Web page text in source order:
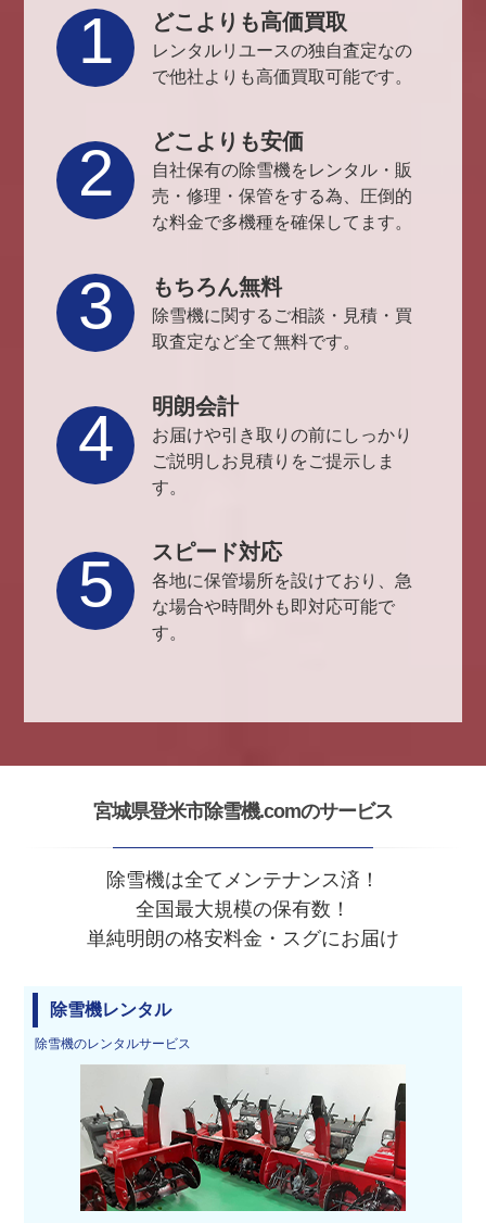
どこよりも高価買取
レンタルリユースの独自査定なの
で他社よりも高価買取可能です。
1
どこよりも安価
自社保有の除雪機をレンタル・販
売・修理・保管をする為、圧倒的
な料金で多機種を確保してます。
2
もちろん無料
除雪機に関するご相談・見積・買
取査定など全て無料です。
3
明朗会計
お届けや引き取りの前にしっかり
ご説明しお見積りをご提示しま
す。
4
スピード対応
各地に保管場所を設けており、急
な場合や時間外も即対応可能で
す。
5
宮城県登米市除雪機.comのサービス
除雪機は全てメンテナンス済！
全国最大規模の保有数！
単純明朗の格安料金・スグにお届け
除雪機レンタル
除雪機のレンタルサービス